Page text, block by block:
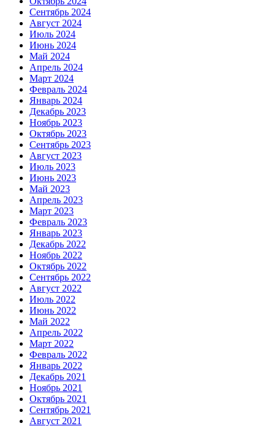
Сентябрь 2024
Август 2024
Июль 2024
Июнь 2024
Май 2024
Апрель 2024
Март 2024
Февраль 2024
Январь 2024
Декабрь 2023
Ноябрь 2023
Октябрь 2023
Сентябрь 2023
Август 2023
Июль 2023
Июнь 2023
Май 2023
Апрель 2023
Март 2023
Февраль 2023
Январь 2023
Декабрь 2022
Ноябрь 2022
Октябрь 2022
Сентябрь 2022
Август 2022
Июль 2022
Июнь 2022
Май 2022
Апрель 2022
Март 2022
Февраль 2022
Январь 2022
Декабрь 2021
Ноябрь 2021
Октябрь 2021
Сентябрь 2021
Август 2021